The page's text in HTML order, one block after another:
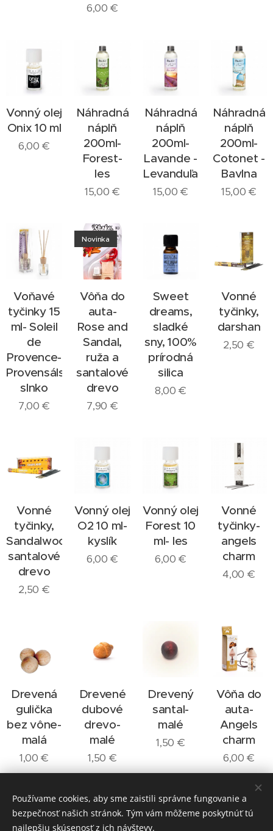
6,00 €
Vonný olej
Onix 10 ml
6,00 €
Náhradná
náplň
200ml-
Forest-
les
15,00 €
Náhradná
náplň
200ml-
Lavande -
Levanduľa
15,00 €
Náhradná
náplň
200ml-
Cotonet -
Bavlna
15,00 €
Voňavé
tyčinky 15
ml- Soleil
de
Provence-
Provensálske
slnko
7,00 €
Vôňa do
auta-
Rose and
Sandal,
ruža a
santalové
drevo
Novinka
7,90 €
Sweet
dreams,
sladké
sny, 100%
prírodná
silica
8,00 €
Vonné
tyčinky,
darshan
2,50 €
Vonné
tyčinky,
Sandalwood-
santalové
drevo
2,50 €
Vonný olej
O2 10 ml-
kyslík
6,00 €
Vonný olej
Forest 10
ml- les
6,00 €
Vonné
tyčinky-
angels
charm
4,00 €
Drevená
gulička
bez vône-
malá
1,00 €
Drevené
dubové
drevo-
malé
1,50 €
Drevený
santal-
malé
1,50 €
Vôňa do
auta-
Angels
charm
6,00 €
Používame cookies, aby sme zaistili správne fungovanie a
bezpečnosť našich stránok. Tým vám môžeme poskytnúť tú
najlepšiu skúsenosť z ich návštevy.